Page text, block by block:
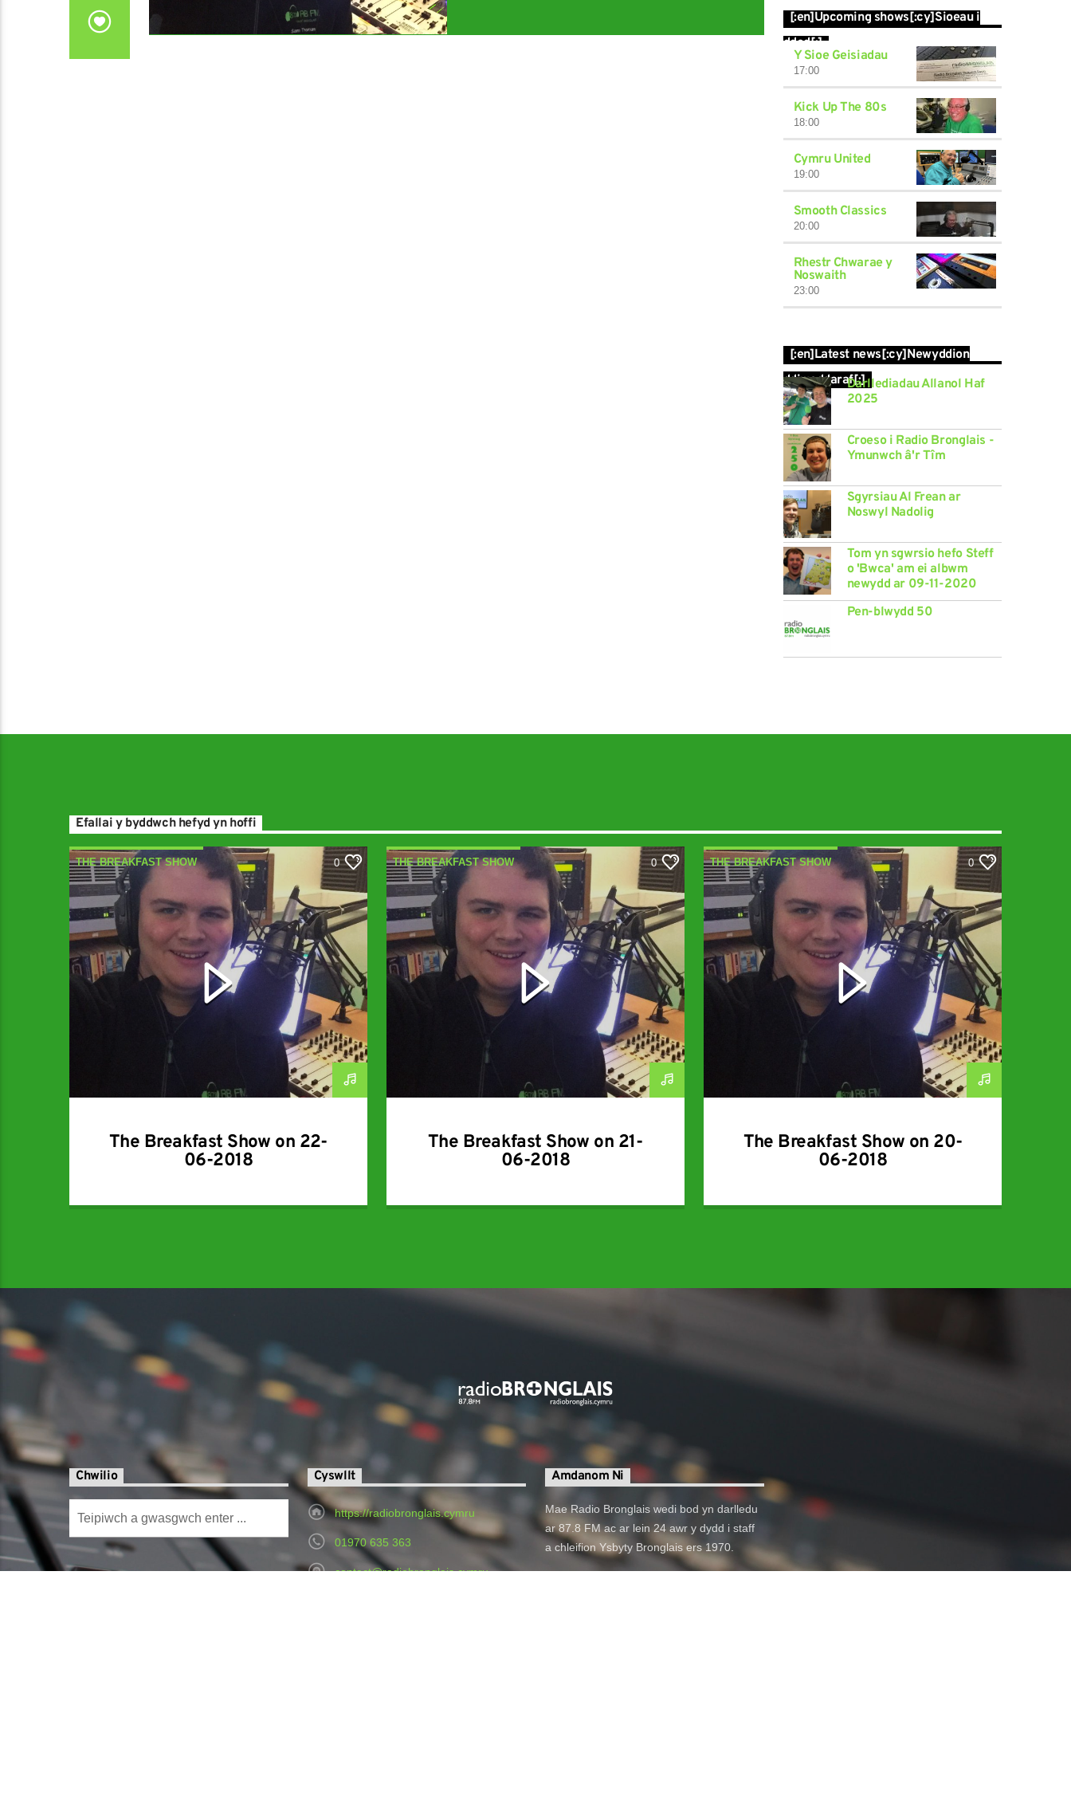
[:en]Upcoming shows[:cy]Sioeau i
ddod[:]
Y Sioe Geisiadau
17:00
Kick Up The 80s
18:00
Cymru United
19:00
Smooth Classics
20:00
Rhestr Chwarae y
Noswaith
23:00
[:en]Latest news[:cy]Newyddion
ddiweddaraf[:]Darllediadau Allanol Haf
2025
Croeso i Radio Bronglais -
Ymunwch â'r Tîm
Sgyrsiau Al Frean ar
Noswyl Nadolig
Tom yn sgwrsio hefo Steff
o 'Bwca' am ei albwm
newydd ar 09-11-2020
Pen-blwydd 50
Efallai y byddwch hefyd yn hoffi
THE BREAKFAST SHOW 0
The Breakfast Show on 22-
06-2018
THE BREAKFAST SHOW 0
The Breakfast Show on 21-
06-2018
THE BREAKFAST SHOW 0
The Breakfast Show on 20-
06-2018
Chwilio Cyswllt
https://radiobronglais.cymru
01970 635 363
contact@radiobronglais.cymru
Amdanom Ni
Mae Radio Bronglais wedi bod yn darlledu
ar 87.8 FM ac ar lein 24 awr y dydd i staff
a chleifion Ysbyty Bronglais ers 1970.